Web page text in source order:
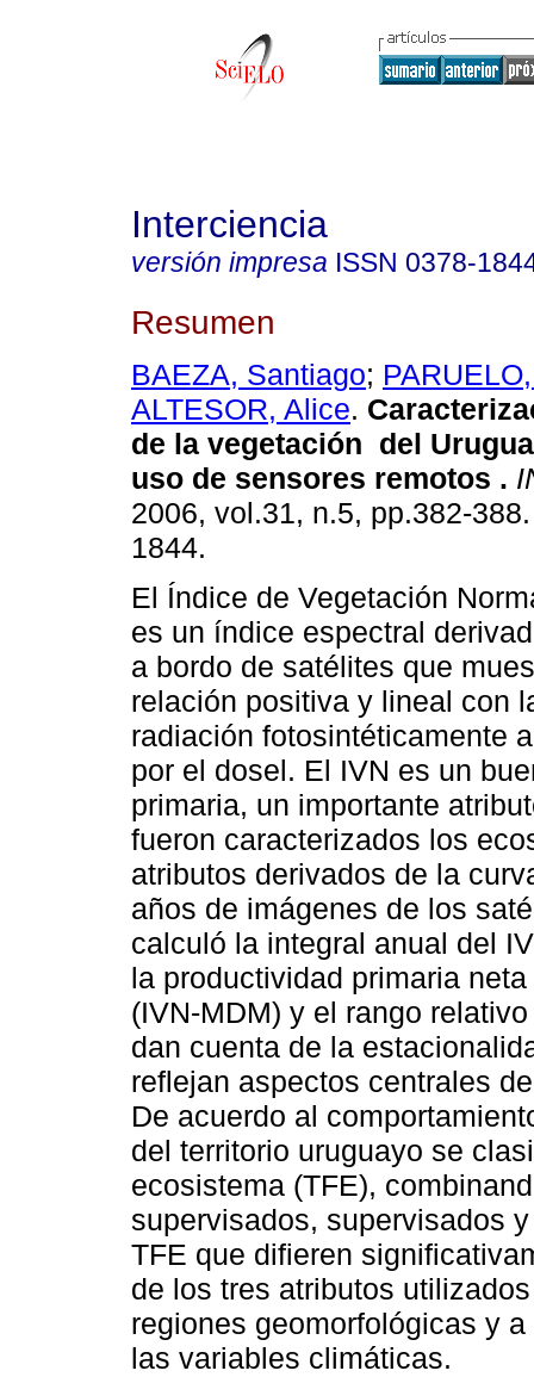
Interciencia
versión impresa ISSN 0378-
Resumen
BAEZA, Santiago;
ALTESOR, Alice.
de la vegetación del
uso de sensores remotos .
2006, vol.31, n.5, pp.382-
1844.
El Índice de Vegetación
es un índice espectral
a bordo de satélites que
relación positiva y lineal con
radiación fotosintéticamente
por el dosel. El IVN es un
primaria, un importante
fueron caracterizados los
atributos derivados de la
años de imágenes de los
calculó la integral anual del
la productividad primaria
(IVN-MDM) y el rango
dan cuenta de la
reflejan aspectos centrales
De acuerdo al
del territorio uruguayo se
ecosistema (TFE),
supervisados, supervisados
TFE que difieren
de los tres atributos
regiones geomorfológicas y
las variables climáticas.